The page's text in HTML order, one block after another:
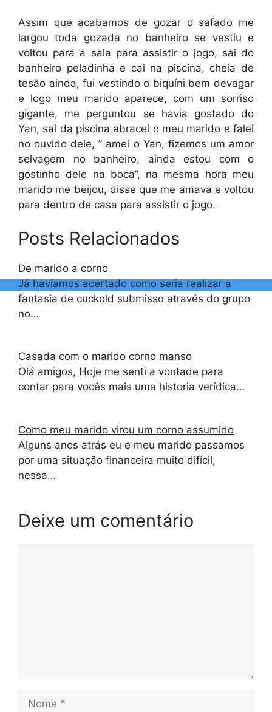
Assim que acabamos de gozar o safado me
largou toda gozada no banheiro se vestiu e
voltou para a sala para assistir o jogo, sai do
banheiro peladinha e cai na piscina, cheia de
tesão ainda, fui vestindo o biquíni bem devagar
e logo meu marido aparece, com um sorriso
gigante, me perguntou se havia gostado do
Yan, sai da piscina abracei o meu marido e falei
no ouvido dele, ” amei o Yan, fizemos um amor
selvagem no banheiro, ainda estou com o
gostinho dele na boca”, na mesma hora meu
marido me beijou, disse que me amava e voltou
para dentro de casa para assistir o jogo.
Posts Relacionados
De marido a corno
Já havíamos acertado como seria realizar a
fantasia de cuckold submisso através do grupo
no…
Casada com o marido corno manso
Olá amigos, Hoje me senti a vontade para
contar para vocês mais uma historia verídica…
Como meu marido virou um corno assumido
Alguns anos atrás eu e meu marido passamos
por uma situação financeira muito difícil,
nessa…
Deixe um comentário
Nome